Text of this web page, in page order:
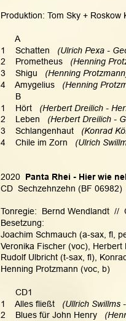
Produktion: Tom Sky +
      A
1    Schatten (Ulrich Pexa -
2    Prometheus (Henning
3    Shigu (Henning
4    Amygelius
(Henning
      B
1    Hört (Herbert Dreilich -
2    Leben
(Herbert Dreilich -
3    Schlangenhaut
(Konrad
4    Chile im Zorn (Ulrich
2020
Panta Rhei - Hier wie
CD  Sechzehnzehn (BF 06982)
Tonregie:  Bernd Wendlandt  //
Besetzung:
Joachim Schmauch (a-sax, fl,
Veronika Fischer (voc),
Rudolf Ulbricht (t-sax, fl),
Henning Protzmann (voc, b)
      CD1
1    Alles fließt (Ullrich Swillms
2    Blues für John Henry